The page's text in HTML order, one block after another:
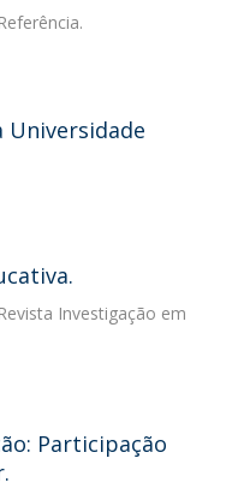
Universidade
Investigação em
Participação